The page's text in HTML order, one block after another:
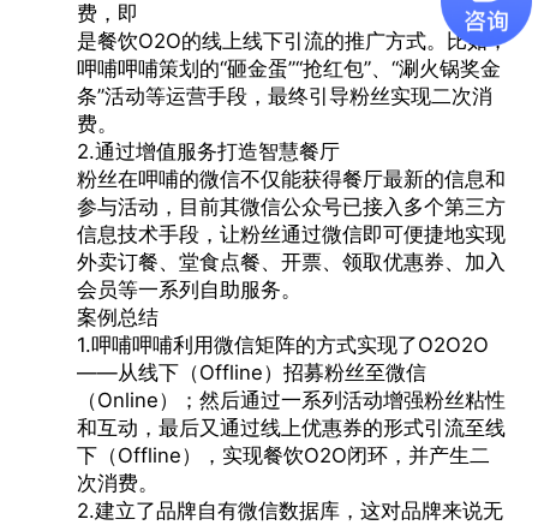
费，即
是餐饮O2O的线上线下引流的推广方式。比如，
呷哺呷哺策划的“砸金蛋”“抢红包”、“涮火锅奖金
条”活动等运营手段，最终引导粉丝实现二次消
费。
2.通过增值服务打造智慧餐厅
粉丝在呷哺的微信不仅能获得餐厅最新的信息和
参与活动，目前其微信公众号已接入多个第三方
信息技术手段，让粉丝通过微信即可便捷地实现
外卖订餐、堂食点餐、开票、领取优惠券、加入
会员等一系列自助服务。
案例总结
1.呷哺呷哺利用微信矩阵的方式实现了O2O2O
——从线下（Offline）招募粉丝至微信
（Online）；然后通过一系列活动增强粉丝粘性
和互动，最后又通过线上优惠券的形式引流至线
下（Offline），实现餐饮O2O闭环，并产生二
次消费。
2.建立了品牌自有微信数据库，这对品牌来说无